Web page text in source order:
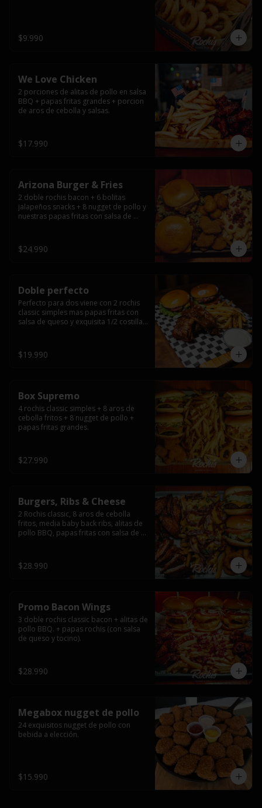
$9.990
We Love Chicken
2 porciones de alitas de pollo en salsa
BBQ + papas fritas grandes + porcion
de aros de cebolla y salsas.
$17.990
Arizona Burger & Fries
2 doble rochis bacon + 6 bolitas
jalapeños snacks + 8 nugget de pollo y
nuestras papas fritas con salsa de
$24.990
Doble perfecto
Perfecto para dos viene con 2 rochis
classic simples mas papas fritas con
salsa de queso y exquisita 1/2 costilla
$19.990
Box Supremo
4 rochis classic simples + 8 aros de
cebolla fritos + 8 nugget de pollo +
papas fritas grandes.
$27.990
Burgers, Ribs & Cheese
2 Rochis classic, 8 aros de cebolla
fritos, media baby back ribs, alitas de
pollo BBQ, papas fritas con salsa de
$28.990
Promo Bacon Wings
3 doble rochis classic bacon + alitas de
pollo BBQ. + papas rochis (con salsa
de queso y tocino).
$28.990
Megabox nugget de pollo
24 exquisitos nugget de pollo con
bebida a elección.
$15.990